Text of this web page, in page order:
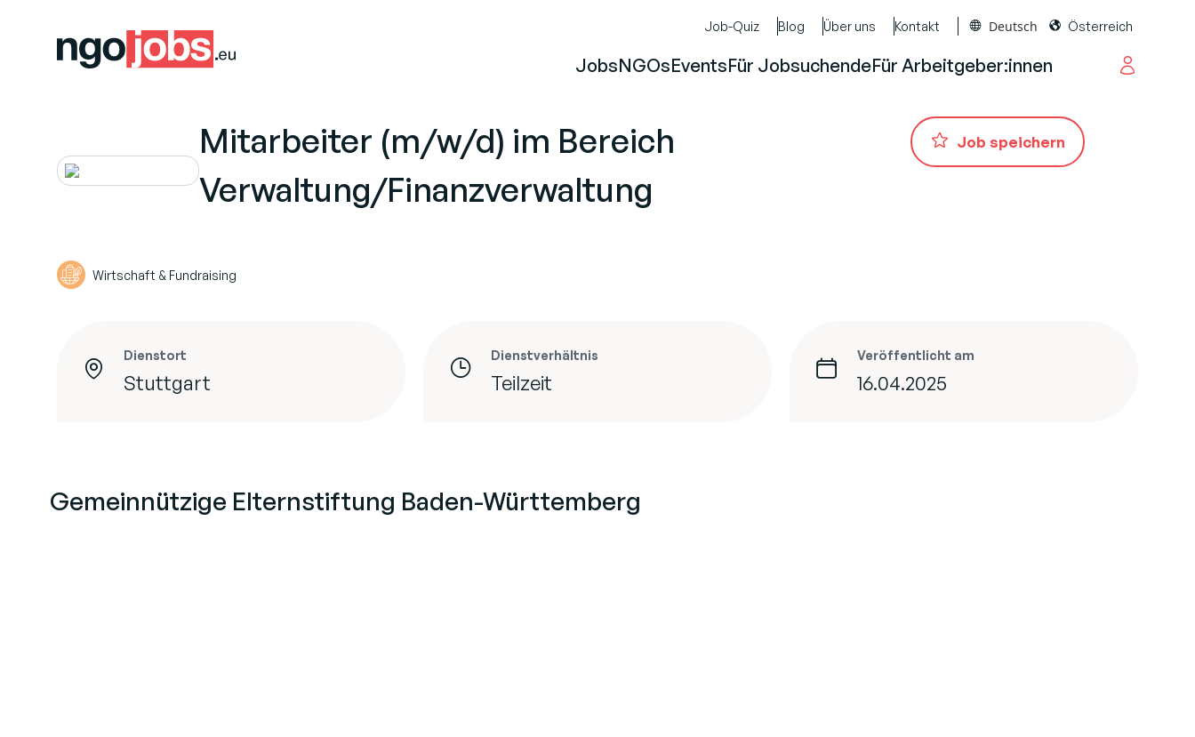
Job-Quiz Blog Über uns Kontakt Deutsch Österreich
JobsNGOsEventsFür JobsuchendeFür Arbeitgeber:innen
Mitarbeiter (m/w/d) im Bereich
Verwaltung/Finanzverwaltung
Wirtschaft & Fundraising
Job speichern
Dienstort
Stuttgart
Dienstverhältnis
Teilzeit
Veröffentlicht am
16.04.2025
Gemeinnützige Elternstiftung Baden-Württemberg